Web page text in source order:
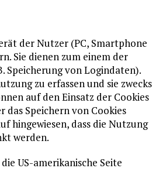
der Nutzer (PC, Smartphone
Sie dienen zum einem der
Speicherung von Logindaten).
zu erfassen und sie zwecks
auf den Einsatz der Cookies
das Speichern von Cookies
hingewiesen, dass die Nutzung
werden.
US-amerikanische Seite